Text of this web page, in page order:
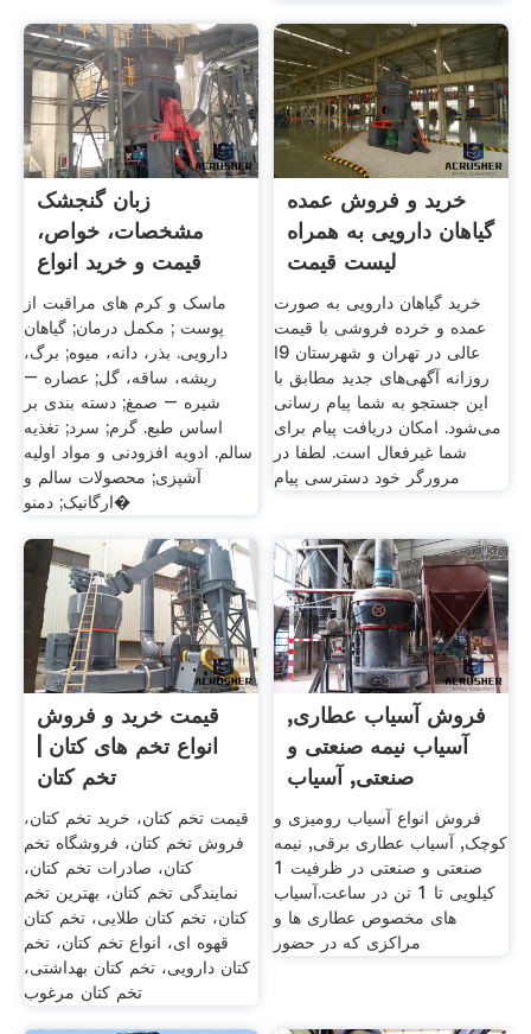
زبان گنجشک
مشخصات، خواص،
قیمت و خرید انواع
گیاهان
ماسک و کرم های مراقبت از
پوست ; مکمل درمان; گیاهان
دارویی. بذر، دانه، میوه; برگ،
ریشه، ساقه، گل; عصاره –
شیره – صمغ; دسته بندی بر
اساس طبع. گرم; سرد; تغذیه
سالم. ادویه افزودنی و مواد اولیه
آشپزی; محصولات سالم و
ارگانیک; دمنو�
خرید و فروش عمده
گیاهان دارویی به همراه
لیست قیمت
خرید گیاهان دارویی به صورت
عمده و خرده فروشی با قیمت
عالی در تهران و شهرستان 9ا
روزانه آگهی‌های جدید مطابق با
این جستجو به شما پیام رسانی
می‌شود. امکان دریافت پیام برای
شما غیرفعال است. لطفا در
مرورگر خود دسترسی پیام
قیمت خرید و فروش
انواع تخم های کتان |
تخم کتان
قیمت تخم کتان، خرید تخم کتان،
فروش تخم کتان، فروشگاه تخم
کتان، صادرات تخم کتان،
نمایندگی تخم کتان، بهترین تخم
کتان، تخم کتان طلایی، تخم کتان
قهوه ای، انواع تخم کتان، تخم
کتان دارویی، تخم کتان بهداشتی،
تخم کتان مرغوب
فروش آسیاب عطاری,
آسیاب نیمه صنعتی و
صنعتی, آسیاب
فروش انواع آسیاب رومیزی و
کوچک, آسیاب عطاری برقی, نیمه
صنعتی و صنعتی در ظرفیت 1
کیلویی تا 1 تن در ساعت.آسیاب
های مخصوص عطاری ها و
مراکزی که در حضور